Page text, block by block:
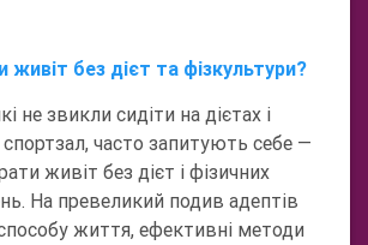
живіт без дієт та фізкультури?
не звикли сидіти на дієтах і
спортзал, часто запитують себе —
живіт без дієт і фізичних
На превеликий подив адептів
життя, ефективні методи